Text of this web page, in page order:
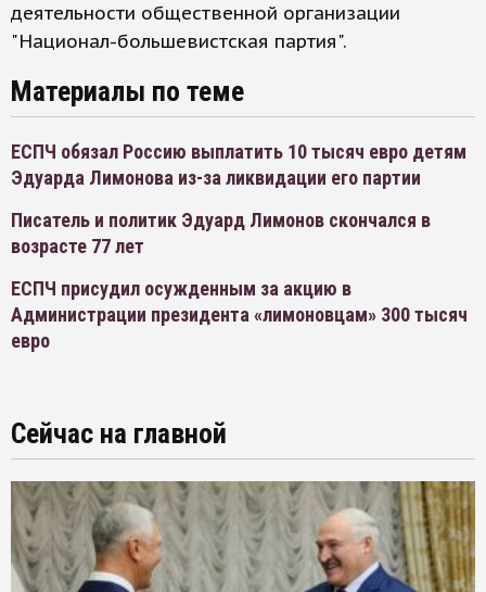
деятельности общественной организации
"Национал-большевистская партия".
Материалы по теме
ЕСПЧ обязал Россию выплатить 10 тысяч евро детям
Эдуарда Лимонова из-за ликвидации его партии
Писатель и политик Эдуард Лимонов скончался в
возрасте 77 лет
ЕСПЧ присудил осужденным за акцию в
Администрации президента «лимоновцам» 300 тысяч
евро
Сейчас на главной